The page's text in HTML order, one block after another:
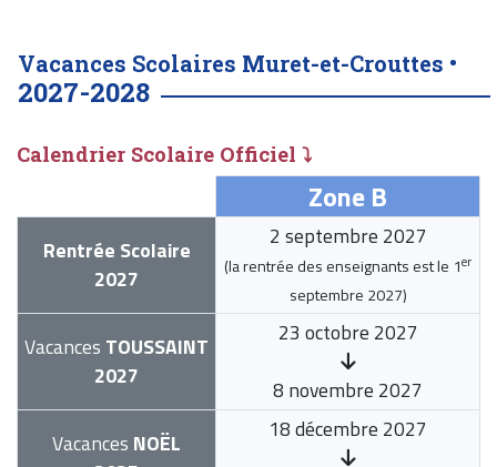
Vacances Scolaires Muret-et-Crouttes •
2027-2028
Calendrier Scolaire Officiel ⤵
Zone B
Rentrée Scolaire
2027
2 septembre 2027
(la rentrée des enseignants est le 1er
septembre 2027)
Vacances TOUSSAINT
2027
23 octobre 2027
8 novembre 2027
Vacances NOËL
18 décembre 2027